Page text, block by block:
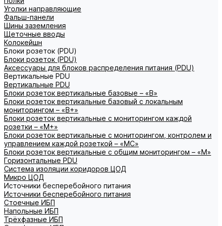
Уголки направляющие
Фальш-панели
Шины заземления
Щеточные вводы
Колокейшн
Блоки розеток (PDU)
Блоки розеток (PDU)
Аксессуары для блоков распределения питания (PDU)
Вертикальные PDU
Вертикальные PDU
Блоки розеток вертикальные базовые – «В»
Блоки розеток вертикальные базовый с локальным
мониторингом – «В+»
Блоки розеток вертикальные с мониторингом каждой
розетки – «М+»
Блоки розеток вертикальные с мониторингом, контролем и
управлением каждой розеткой – «МС»
Блоки розеток вертикальные с общим мониторингом – «М»
Горизонтальные PDU
Система изоляции коридоров ЦОД
Микро ЦОД
Источники бесперебойного питания
Источники бесперебойного питания
Стоечные ИБП
Напольные ИБП
Трёхфазные ИБП